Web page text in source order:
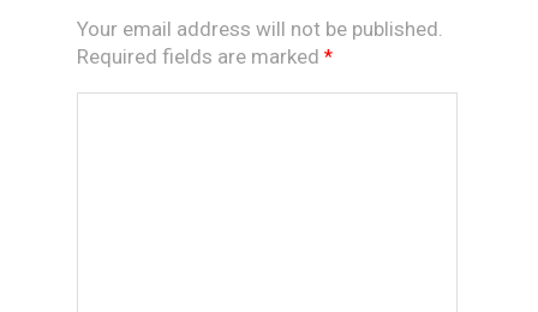
Your email address will not be published.
Required fields are marked *